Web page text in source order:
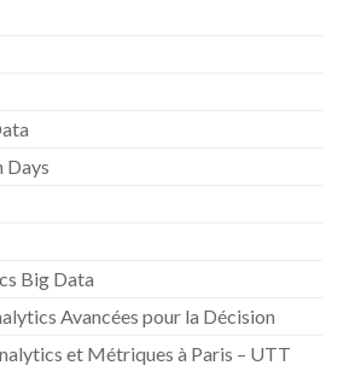
Days
Big Data
Avancées pour la Décision
et Métriques à Paris – UTT